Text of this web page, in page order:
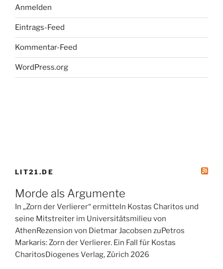
Anmelden
Eintrags-Feed
Kommentar-Feed
WordPress.org
LIT21.DE
Morde als Argumente
In „Zorn der Verlierer“ ermitteln Kostas Charitos und
seine Mitstreiter im Universitätsmilieu von
AthenRezension von Dietmar Jacobsen zuPetros
Markaris: Zorn der Verlierer. Ein Fall für Kostas
CharitosDiogenes Verlag, Zürich 2026